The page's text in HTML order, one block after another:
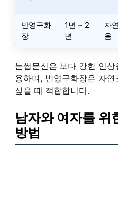
반영구화
장
1년 ~ 2
년
자
움
눈썹문신은 보다 강한 인
용하며, 반영구화장은 자
싶을 때 적합합니다.
남자와 여자를 위
방법